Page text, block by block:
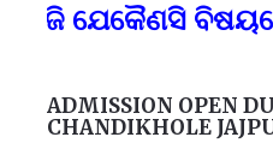
ବିଷୟରେ
ADMISSION OPEN
CHANDIKHOLE